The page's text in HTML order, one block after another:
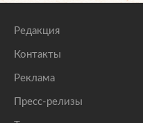
Редакция
Контакты
Реклама
Пресс-релизы